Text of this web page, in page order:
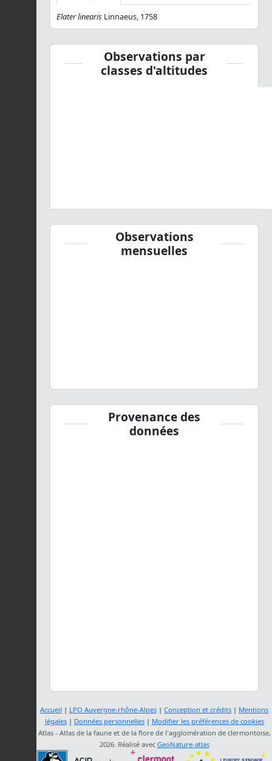
Elater linearis Linnaeus, 1758
Observations par
classes d'altitudes
Observations
mensuelles
Provenance des
données
Accueil | LPO Auvergne-rhône-Alpes | Conception et crédits | Mentions
légales| Données personnelles| Modifier les préférences de cookies
Atlas - Atlas de la faune et de la flore de l'agglomération de clermontoise,
2026. Réalisé avec GeoNature-atlas